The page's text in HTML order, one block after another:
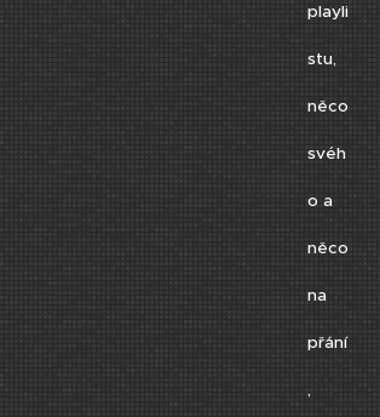
playli
stu,
něco
svéh
o a
něco
na
přání
,